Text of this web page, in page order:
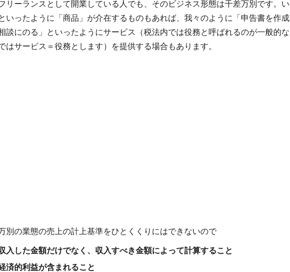
リーランスとして開業している人でも、そのビジネス形態は千差万別です。い
いったように「商品」が介在するものもあれば、我々のように「申告書を作成
談にのる」といったようにサービス（税法内では役務と呼ばれるのが一般的な
はサービス＝役務とします）を提供する場合もあります。
別の業態の売上の計上基準をひとくくりにはできないので
入した金額だけでなく、収入すべき金額によって計算すること
済的利益が含まれること